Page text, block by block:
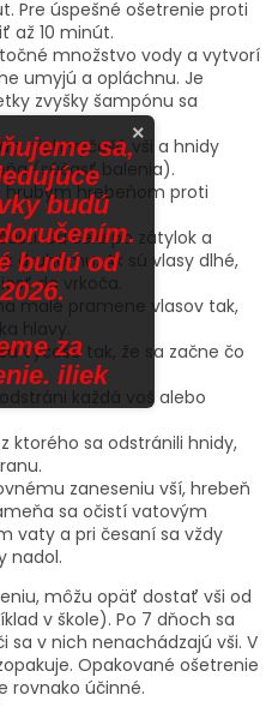
Pre úspešné ošetrenie proti
až 10 minút.
množstvo vody a vytvorí
umyjú a opláchnu. Je
zvyšky šampónu sa
z nich vyčešú vši a hnidy
(súčasť balenia).
hrubým hrebeňom proti
od čela po zátylok a
druhému. Ak sú vlasy dlhé,
do vrkoča.
malé pramene vlasov tak,
hlavy.
vyčeše tak, že sa začne čo
každá voš alebo
ktorého sa odstránili hnidy,
zaneseniu vší, hrebeň
sa očistí vatovým
vaty a pri česaní sa vždy
nadol.
môžu opäť dostať vši od
v škole). Po 7 dňoch sa
sa v nich nenachádzajú vši. V
Opakované ošetrenie
rovnako účinné.
×
sa,
budú
budú od
za
iliek